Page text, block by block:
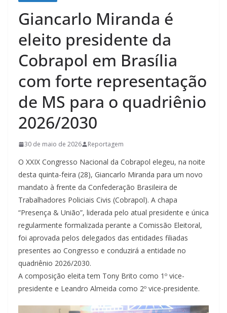
Giancarlo Miranda é
eleito presidente da
Cobrapol em Brasília
com forte representação
de MS para o quadriênio
2026/2030
30 de maio de 2026 Reportagem
O XXIX Congresso Nacional da Cobrapol elegeu, na noite
desta quinta-feira (28), Giancarlo Miranda para um novo
mandato à frente da Confederação Brasileira de
Trabalhadores Policiais Civis (Cobrapol). A chapa
“Presença & União”, liderada pelo atual presidente e única
regularmente formalizada perante a Comissão Eleitoral,
foi aprovada pelos delegados das entidades filiadas
presentes ao Congresso e conduzirá a entidade no
quadriênio 2026/2030.
A composição eleita tem Tony Brito como 1º vice-
presidente e Leandro Almeida como 2º vice-presidente.